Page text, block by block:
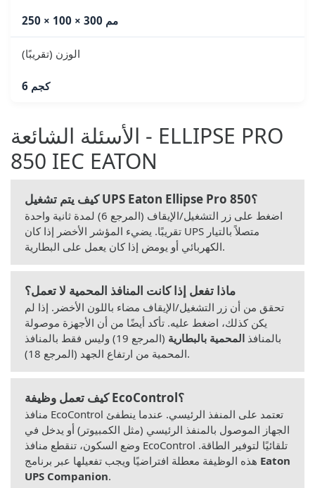
250 × 100 × 300 مم
الوزن (تقريبًا)
6 كجم
الأسئلة الشائعة - ELLIPSE PRO
850 IEC EATON
كيف يتم تشغيل UPS Eaton Ellipse Pro 850؟
اضغط على زر التشغيل/الإيقاف (المرجع 6) لمدة ثانية واحدة
تقريبًا. يضيء المؤشر الأخضر إذا كان UPS متصلاً بالتيار
الكهربائي أو يومض إذا كان يعمل على البطارية.
ماذا تفعل إذا كانت المنافذ المحمية لا تعمل؟
تحقق من أن زر التشغيل/الإيقاف مضاء باللون الأخضر. إذا لم
يكن كذلك، اضغط عليه. تأكد أيضًا من أن الأجهزة موصولة
بالمنافذ المحمية بالبطارية
(المرجع 19) وليس فقط بالمنافذ
المحمية من ارتفاع الجهد (المرجع 18).
كيف تعمل وظيفة EcoControl؟
منافذ EcoControl تعتمد على المنفذ الرئيسي. عندما ينطفئ
الجهاز الموصول بالمنفذ الرئيسي (مثل الكمبيوتر) أو يدخل في
وضع السكون، تنقطع منافذ EcoControl تلقائيًا لتوفير الطاقة.
Eaton
UPS Companion.